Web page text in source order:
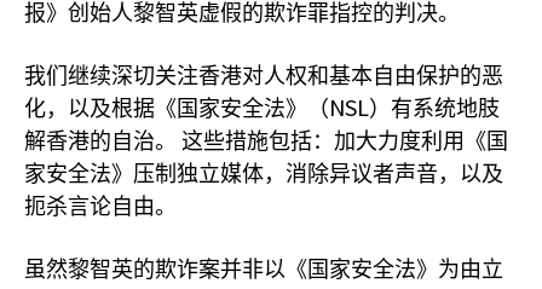
报》创始人黎智英虚假的欺诈罪指控的判决。
我们继续深切关注香港对人权和基本自由保护的恶
化，以及根据《国家安全法》（ NSL）有系统地肢
解香港的自治。
这些措施包括：加大力度利用《国
家安全法》压制独立媒体，消除异议者声音，以及
扼杀言论自由。
虽然黎智英的欺诈案并非以《国家安全法》为由立